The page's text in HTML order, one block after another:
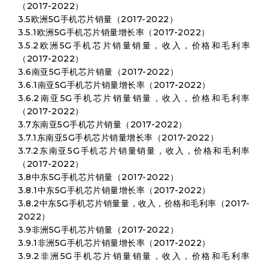
（2017-2022）
3.5欧洲5G手机芯片销量（2017-2022）
3.5.1欧洲5G手机芯片销量增长率（2017-2022）
3.5.2欧洲5G手机芯片销量销量，收入，价格和毛利率
（2017-2022）
3.6南亚5G手机芯片销量（2017-2022）
3.6.1南亚5G手机芯片销量增长率（2017-2022）
3.6.2南亚5G手机芯片销量销量，收入，价格和毛利率
（2017-2022）
3.7东南亚5G手机芯片销量（2017-2022）
3.7.1东南亚5G手机芯片销量增长率（2017-2022）
3.7.2东南亚5G手机芯片销量销量，收入，价格和毛利率
（2017-2022）
3.8中东5G手机芯片销量（2017-2022）
3.8.1中东5G手机芯片销量增长率（2017-2022）
3.8.2中东5G手机芯片销量量，收入，价格和毛利率（2017-
2022）
3.9非洲5G手机芯片销量（2017-2022）
3.9.1非洲5G手机芯片销量增长率（2017-2022）
3.9.2非洲5G手机芯片销量销量，收入，价格和毛利率